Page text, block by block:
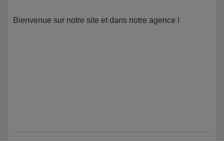
Bienvenue sur notre site et dans notre agence !